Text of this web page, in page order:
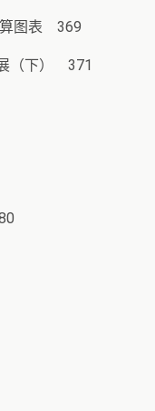
算图表 369
（下） 371